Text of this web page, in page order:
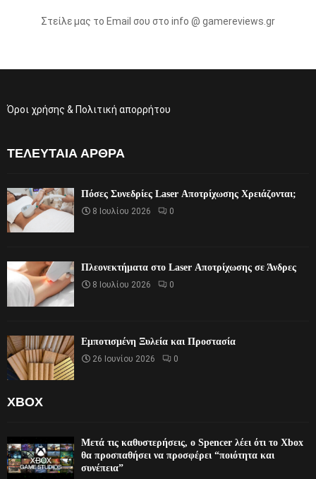
Στείλε μας το Email σου στο info @ gamereviews.gr
Όροι χρήσης & Πολιτική απορρήτου
ΤΕΛΕΥΤΑΊΑ ΆΡΘΡΑ
Πόσες Συνεδρίες Laser Αποτρίχωσης Χρειάζονται;
8 Ιουλίου 2026 0
Πλεονεκτήματα στο Laser Αποτρίχωσης σε Άνδρες
8 Ιουλίου 2026 0
Εμποτισμένη Ξυλεία και Προστασία
26 Ιουνίου 2026 0
XBOX
Μετά τις καθυστερήσεις, ο Spencer λέει ότι το Xbox
θα προσπαθήσει να προσφέρει “ποιότητα και
συνέπεια”